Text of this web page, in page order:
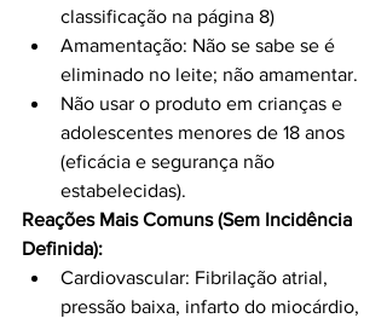
classificação na página 8)
Amamentação: Não se sabe se é
eliminado no leite; não amamentar.
Não usar o produto em crianças e
adolescentes menores de 18 anos
(eficácia e segurança não
estabelecidas).
Reações Mais Comuns (Sem Incidência
Definida):
Cardiovascular: Fibrilação atrial,
pressão baixa, infarto do miocárdio,